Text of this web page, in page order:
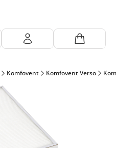
Komfovent Komfovent Verso